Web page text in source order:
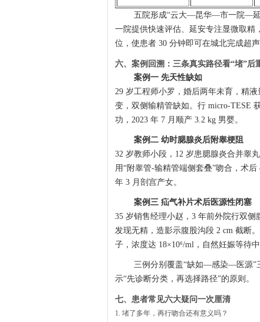
五院形成“云大—昆华—市一院—延
一院提供快速评估、延安专注显微取精
位，使患者 30 分钟即可在城北完成超
六、案例回溯：三条真实路径看“堵”后
案例一 先天性缺如
29 岁工程师小罗，婚后两年未育，精
变，双侧输精管缺如。行 micro-TESE
功，2023 年 7 月顺产 3.2 kg 男婴。
案例二 幼时腮腺炎后附睾梗阻
32 岁教师小段，12 岁患腮腺炎合并睾
用“附睾管-输精管端侧套叠”吻合，术
年 3 月剖宫产女。
案例三 疝气补片术后医源性闭塞
35 岁销售经理小赵，3 年前外院行双
发现无精，造影示腹股沟段 2 cm 截断
子，浓度达 18×10⁶/ml，自然妊娠等待中
三例分别覆盖“缺如—感染—医源”
示“先诊断分类，再选择路径”的原则。
七、患者常见六大疑问一次厘清
1. 堵了多年，再行吻合还有意义吗？